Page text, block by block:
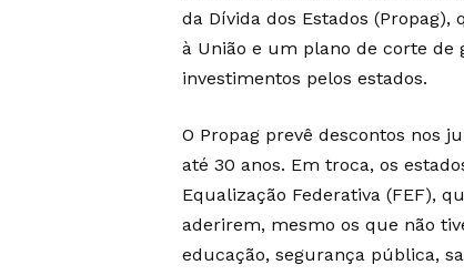
da Dívida dos Estados
à União e um plano de corte de
investimentos pelos estados.
O Propag prevê descontos nos
até 30 anos. Em troca, os
Equalização Federativa (FEF),
aderirem, mesmo os que não
educação, segurança pública,